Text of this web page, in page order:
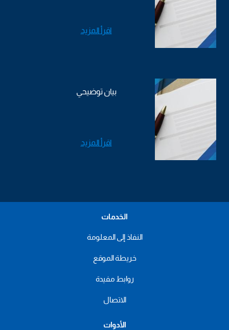
اقرأ المزيد
بيان توضيحي
اقرأ المزيد
الخدمات
النفاذ إلى المعلومة
خريطة الموقع
روابط مفيدة
الاتصال
الأدوات